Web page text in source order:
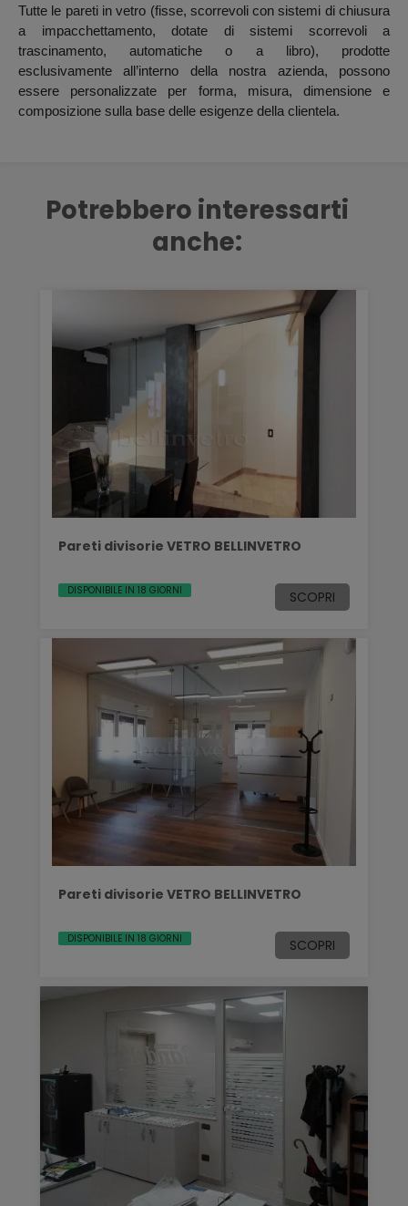
Tutte le pareti in vetro (fisse, scorrevoli con sistemi di chiusura
a impacchettamento, dotate di sistemi scorrevoli a
trascinamento, automatiche o a libro), prodotte
esclusivamente all’interno della nostra azienda, possono
essere personalizzate per forma, misura, dimensione e
composizione sulla base delle esigenze della clientela.
Potrebbero interessarti
anche:
Pareti divisorie VETRO BELLINVETRO
DISPONIBILE IN 18 GIORNI SCOPRI
Pareti divisorie VETRO BELLINVETRO
DISPONIBILE IN 18 GIORNI SCOPRI